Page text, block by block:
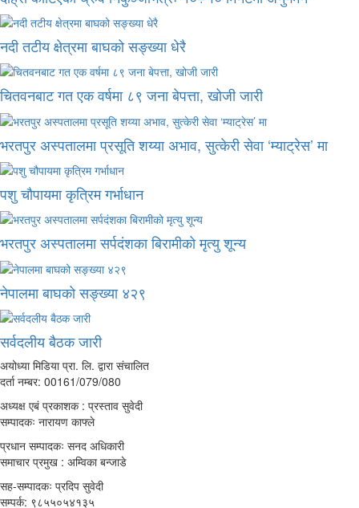
नदी तटीय क्षेत्रमा बाघको सङ्ख्या धेरै
चितवनबाट गत एक वर्षमा ८९ जना बेपत्ता, खोजी जारी
भरतपुर अस्पतालमा प्रसूति शय्या अभाव, सुत्केरी सेवा ‘म्याट्रेस’ मा
पशु चौपायमा कृत्रिम गर्भाधान
भरतपुर अस्पतालमा सर्पदंशका बिरामीको मृत्यु शून्य
नेपालमा बाघको सङ्ख्या ४२९
सर्वदलीय बैठक जारी
अयोध्या मिडिया प्रा. लि. द्वारा संचालित
दर्ता नम्बर: 00161/079/080
अध्यक्ष एबं प्रकाशक : प्रस्ताव सुवेदी
सम्पादकः नारायण काफ्ले
प्रधान सम्पादकः सनद अधिकारी
समाचार प्रमुख : अम्विका बन्जाडे
सह-सम्पादकः प्रदिप सुवेदी
सम्पर्क: ९८५५०५४१३५